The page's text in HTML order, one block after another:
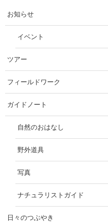
お知らせ
イベント
ツアー
フィールドワーク
ガイドノート
自然のおはなし
野外道具
写真
ナチュラリストガイド
日々のつぶやき